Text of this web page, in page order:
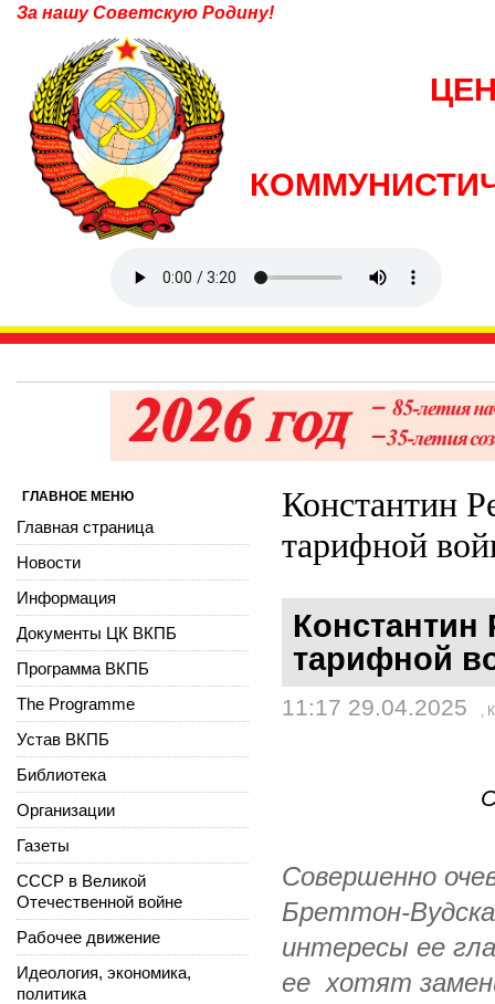
За нашу Советскую Родину!
Константин
тарифной
тарифной
11:17 29.04.2025 ,
Совершенно
Бреттон-
интересы ее
ее хотят
ГЛАВНОЕ МЕНЮ
Главная страница
Новости
Информация
Документы ЦК ВКПБ
Программа ВКПБ
The Programme
Устав ВКПБ
Библиотека
Организации
Газеты
СССР в Великой
Отечественной войне
Рабочее движение
Идеология, экономика,
политика